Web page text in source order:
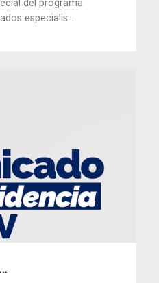
del programa
especialis...